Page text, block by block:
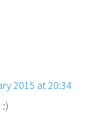
2015 at 20:34